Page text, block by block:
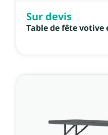
Sur devis
Table de fête votive